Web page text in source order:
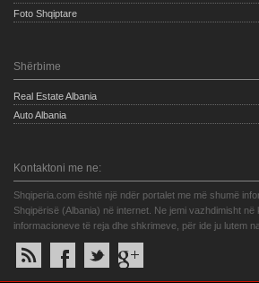
Foto Shqiptare
Shërbime
Real Estate Albania
Auto Albania
Kontaktoni me ne:
Shqiperia.com është një ndër portalet me më shumë
Shqipërisë (Albania) në internet. Ne jemi vazhdimisht në
informacioneve të reja dhe shkrimeve, për ide ju lutem na